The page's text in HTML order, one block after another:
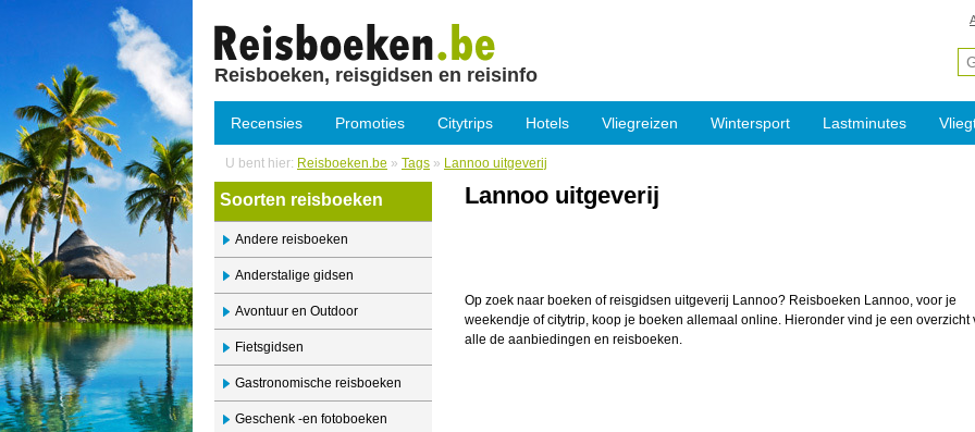
Reisboeken, reisgidsen en reisinfo
Recensies Promoties Citytrips Hotels Vliegreizen Wintersport Lastminutes
U bent hier: Reisboeken.be » Tags » Lannoo uitgeverij
Soorten reisboeken
Andere reisboeken
Anderstalige gidsen
Avontuur en Outdoor
Fietsgidsen
Gastronomische reisboeken
Geschenk -en fotoboeken
Lannoo uitgeverij
Op zoek naar boeken of reisgidsen uitgeverij Lannoo? Reisboeken Lannoo, voor je
weekendje of citytrip, koop je boeken allemaal online. Hieronder vind je een overzicht
alle de aanbiedingen en reisboeken.